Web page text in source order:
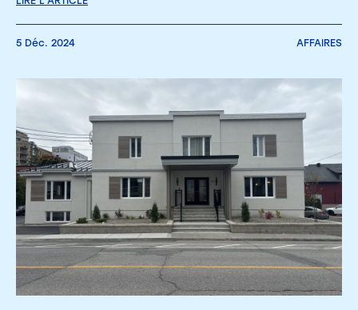
5 Déc. 2024 AFFAIRES